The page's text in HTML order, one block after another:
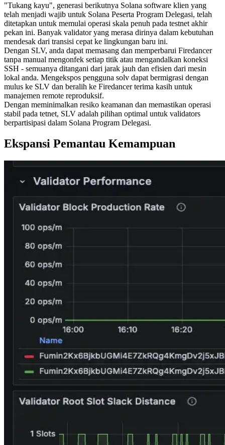
"Tukang kayu", generasi berikutnya Solana software klien yang
telah menjadi wajib untuk Solana Peserta Program Delegasi, telah
ditetapkan untuk memulai operasi skala penuh pada testnet akhir
pekan ini. Banyak validator yang merasa dirinya dalam kebutuhan
mendesak dari transisi cepat ke lingkungan baru ini.
Dengan SLV, anda dapat memasang dan memperbarui Firedancer
tanpa manual mengonfek setiap titik atau mengandalkan koneksi
SSH - semuanya ditangani dari jarak jauh dan efisien dari mesin
lokal anda. Mengekspos pengguna solv dapat bermigrasi dengan
mulus ke SLV dan beralih ke Firedancer terima kasih untuk
manajemen remote reproduksif.
Dengan meminimalkan resiko keamanan dan memastikan operasi
stabil pada tetnet, SLV adalah pilihan optimal untuk validators
berpartisipasi dalam Solana Program Delegasi.
Ekspansi Pemantau Kemampuan